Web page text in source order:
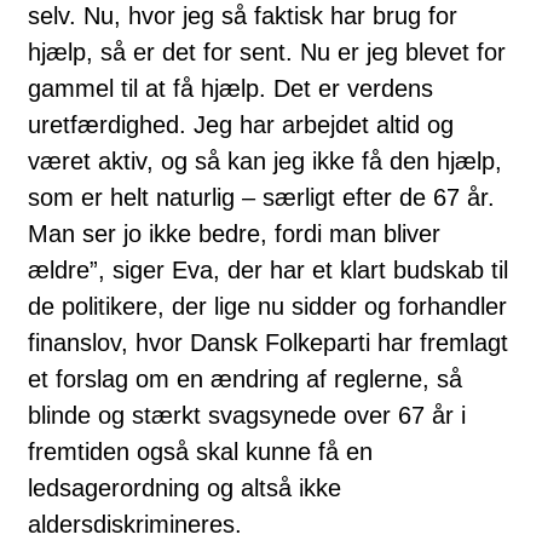
selv. Nu, hvor jeg så faktisk har brug for
hjælp, så er det for sent. Nu er jeg blevet for
gammel til at få hjælp. Det er verdens
uretfærdighed. Jeg har arbejdet altid og
været aktiv, og så kan jeg ikke få den hjælp,
som er helt naturlig – særligt efter de 67 år.
Man ser jo ikke bedre, fordi man bliver
ældre”, siger Eva, der har et klart budskab til
de politikere, der lige nu sidder og forhandler
finanslov, hvor Dansk Folkeparti har fremlagt
et forslag om en ændring af reglerne, så
blinde og stærkt svagsynede over 67 år i
fremtiden også skal kunne få en
ledsagerordning og altså ikke
aldersdiskrimineres.